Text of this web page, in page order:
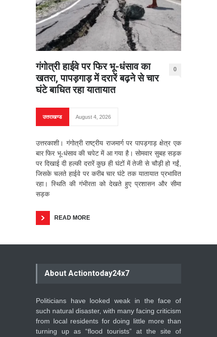
गंगोत्री हाईवे पर फिर भू-धंसाव का
खतरा, पापड़गाड़ में दरारें बढ़ने से चार
घंटे बाधित रहा यातायात
0
उत्तराखण्ड August 4, 2026
उत्तरकाशी। गंगोत्री राष्ट्रीय राजमार्ग पर पापड़गाड़ क्षेत्र एक
बार फिर भू-धंसाव की चपेट में आ गया है। सोमवार सुबह सड़क
पर दिखाई दी हल्की दरारें कुछ ही घंटों में तेजी से चौड़ी हो गईं,
जिसके चलते हाईवे पर करीब चार घंटे तक यातायात प्रभावित
रहा। स्थिति की गंभीरता को देखते हुए प्रशासन और सीमा
सड़क
READ MORE
About Actiontoday24x7
Politicians have looked weak in the face of
such natural disaster, with many facing criticism
from local residents for doing little more than
turning up as “flood tourists” at the site of